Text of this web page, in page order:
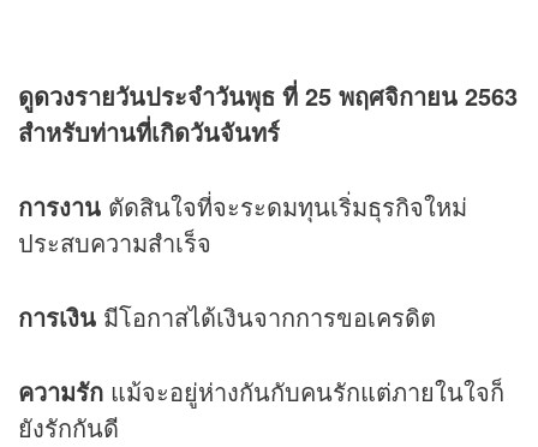
ดูดวงรายวันประจำวันพุธ ที่ 25 พฤศจิกายน 2563
สำหรับท่านที่เกิดวันจันทร์
การงาน ตัดสินใจที่จะระดมทุนเริ่มธุรกิจใหม่
ประสบความสำเร็จ
การเงิน มีโอกาสได้เงินจากการขอเครดิต
ความรัก แม้จะอยู่ห่างกันกับคนรักแต่ภายในใจก็
ยังรักกันดี